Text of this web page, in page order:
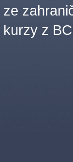
ze
kurzy z